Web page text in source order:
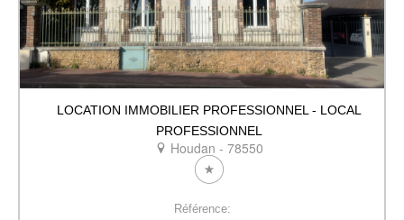
LOCATION IMMOBILIER PROFESSIONNEL - LOCAL
PROFESSIONNEL
Houdan - 78550
Référence: